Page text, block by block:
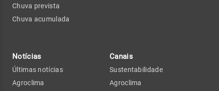
Chuva prevista
Chuva acumulada
Notícias
Últimas notícias
Agroclima
Canais
Sustentabilidade
Agroclima